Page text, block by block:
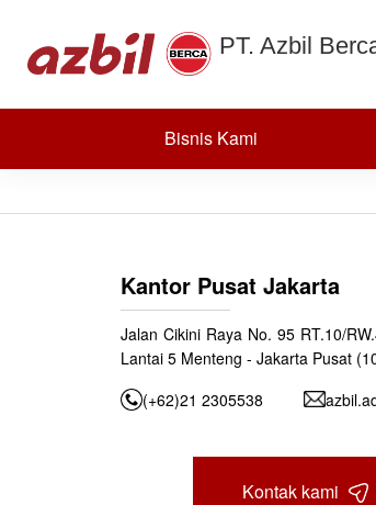
PT. Azbil
Bisnis Kami
PD
Post navigation
Kantor Pusat Jakarta
Jalan Cikini Raya No. 95 RT.10/
Lantai 5 Menteng - Jakarta Pusat
(+62)21 2305538
Kontak kami